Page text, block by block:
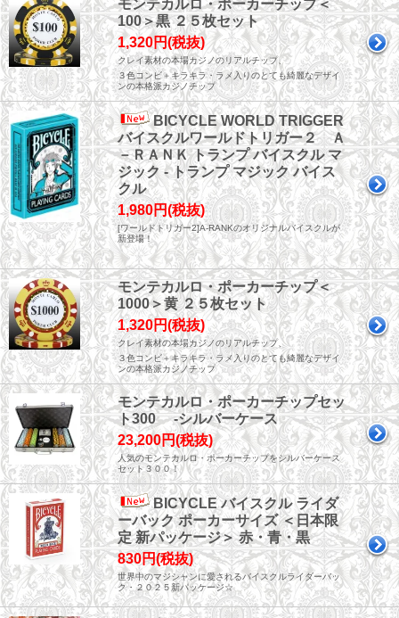
モンテカルロ・ポーカーチップ＜
100＞黒 ２５枚セット
1,320円(税抜)
クレイ素材の本場カジノのリアルチップ、
３色コンビ＋キラキラ・ラメ入りのとても綺麗なデザイ
ンの本格派カジノチップ
BICYCLE WORLD TRIGGER
バイスクルワールドトリガー２ Ａ
－ＲＡＮＫ トランプ バイスクル マ
ジック - トランプ マジック バイス
クル
1,980円(税抜)
[ワールドトリガー2]A-RANKのオリジナルバイスクルが
新登場！
モンテカルロ・ポーカーチップ＜
1000＞黄 ２５枚セット
1,320円(税抜)
クレイ素材の本場カジノのリアルチップ、
３色コンビ＋キラキラ・ラメ入りのとても綺麗なデザイ
ンの本格派カジノチップ
モンテカルロ・ポーカーチップセッ
ト300 -シルバーケース
23,200円(税抜)
人気のモンテカルロ・ポーカーチップをシルバーケース
セット３００！
BICYCLE バイスクル ライダ
ーバック ポーカーサイズ ＜日本限
定 新パッケージ＞ 赤・青・黒
830円(税抜)
世界中のマジシャンに愛されるバイスクルライダーバッ
ク・２０２５新パッケージ☆